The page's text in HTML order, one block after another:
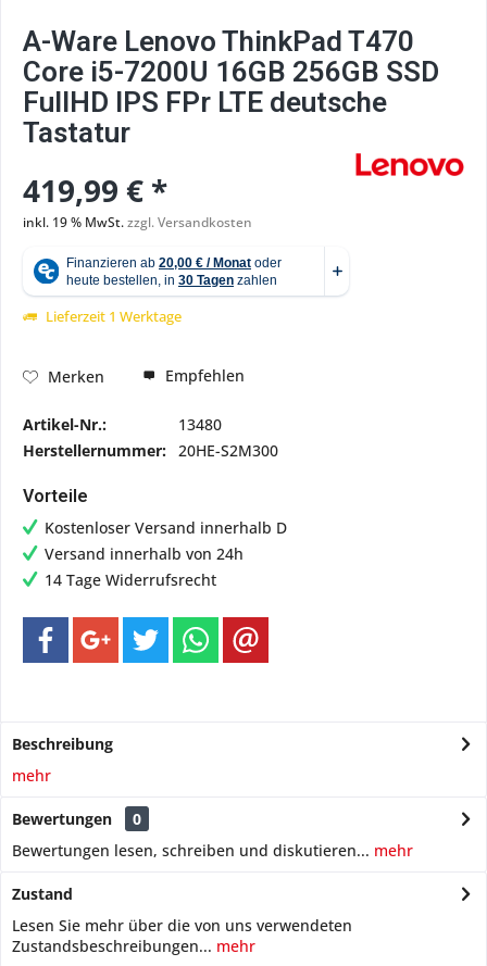
A-Ware Lenovo ThinkPad T470
Core i5-7200U 16GB 256GB SSD
FullHD IPS FPr LTE deutsche
Tastatur
419,99 € *
inkl. 19 % MwSt.zzgl. Versandkosten
Lieferzeit 1 Werktage
Merken Empfehlen
Artikel-Nr.:
13480
Herstellernummer: 20HE-S2M300
Vorteile
Kostenloser Versand innerhalb D
Versand innerhalb von 24h
14 Tage Widerrufsrecht
Beschreibung
mehr
Bewertungen
0
Bewertungen lesen, schreiben und diskutieren... mehr
Zustand
Lesen Sie mehr über die von uns verwendeten
Zustandsbeschreibungen... mehr